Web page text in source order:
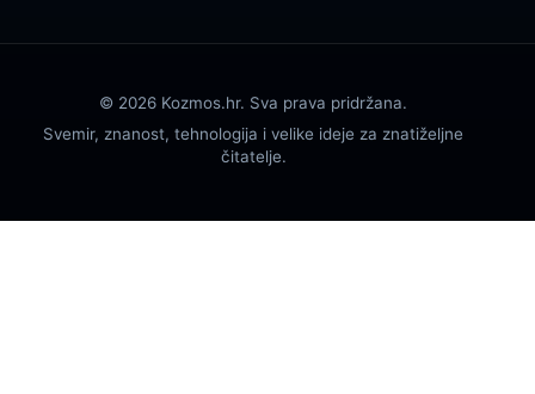
© 2026 Kozmos.hr. Sva prava pridržana.
Svemir, znanost, tehnologija i velike ideje za znatiželjne
čitatelje.